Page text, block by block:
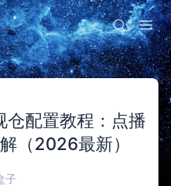
配置教程：点播
（2026最新）
子